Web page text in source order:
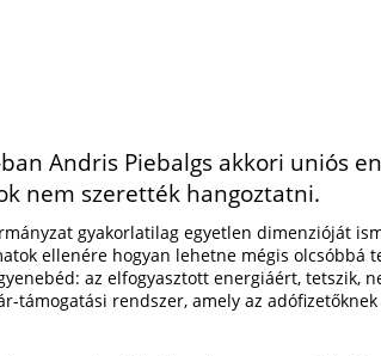
Andris Piebalgs akkori uniós
nem szerették hangoztatni.
gyakorlatilag egyetlen dimenzióját
ellenére hogyan lehetne mégis olcsóbbá
az elfogyasztott energiáért, tetszik,
támogatási rendszer, amely az